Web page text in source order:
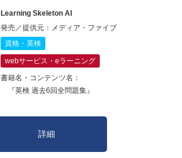
Learning Skeleton AI
発売／提供元：メディア・ファイブ
資格・英検
webサービス・eラーニング
書籍名・コンテンツ名：
『英検 過去6回全問題集』
詳細